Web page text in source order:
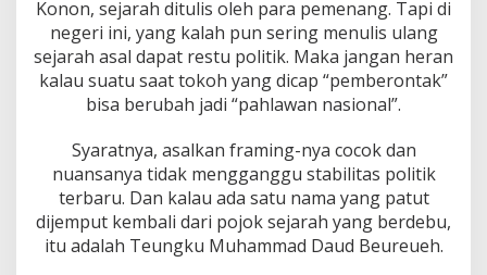
a
n
t
r
B
k
a
n
P
e
n
Konon, sejarah ditulis oleh para pemenang. Tapi di
negeri ini, yang kalah pun sering menulis ulang
sejarah asal dapat restu politik. Maka jangan heran
kalau suatu saat tokoh yang dicap “pemberontak”
bisa berubah jadi “pahlawan nasional”.
Syaratnya, asalkan framing-nya cocok dan
nuansanya tidak mengganggu stabilitas politik
terbaru. Dan kalau ada satu nama yang patut
dijemput kembali dari pojok sejarah yang berdebu,
itu adalah Teungku Muhammad Daud Beureueh.